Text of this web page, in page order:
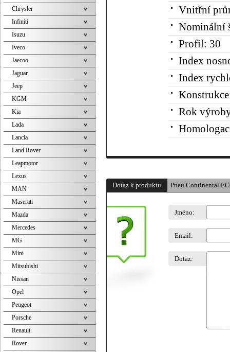
Vnitřní
Nominální
Profil: 30
Index
Index
Rok
Dotaz k produktu Pneu Continental
Jméno:
Email:
Dotaz:
Chrysler
Infiniti
Isuzu
Iveco
Jaecoo
Jaguar
Jeep
KGM
Kia
Lada
Lancia
Land Rover
Leapmotor
Lexus
MAN
Maserati
Mazda
Mercedes
MG
Mini
Mitsubishi
Nissan
Opel
Peugeot
Porsche
Renault
Rover